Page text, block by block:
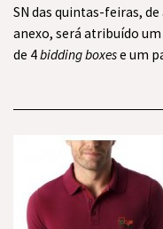
SN das quintas-feiras,
anexo, será atribuído
de 4bidding boxese um